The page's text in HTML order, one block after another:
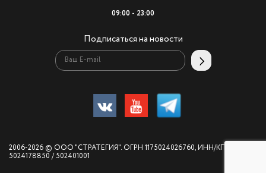
09:00 - 23:00
Подписаться на новости
2006-2026 © ООО "СТРАТЕГИЯ". ОГРН 1175024026760, ИНН/КПП
5024178850 / 502401001